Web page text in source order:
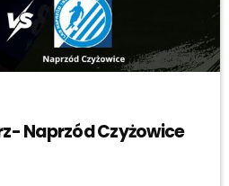
Naprzód Czyżowice